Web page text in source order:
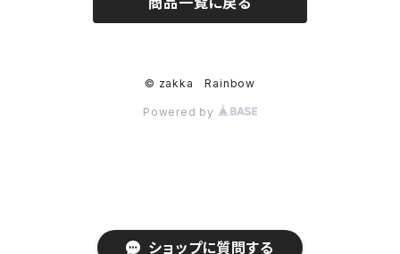
ショップに質問する
© zakka Rainbow
Powered by